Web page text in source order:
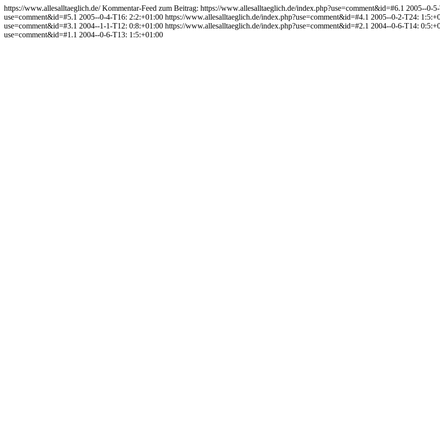
https://www.allesalltaeglich.de/Kommentar-Feed zum Beitrag: https://www.allesalltaeglich.de/index.php?use=comment&id=#6.1 2005--0-
use=comment&id=#5.1 2005--0-4-T16: 2:2:+01:00 https://www.allesalltaeglich.de/index.php?use=comment&id=#4.1 2005--0-2-T24:
use=comment&id=#3.1 2004--1-1-T12: 0:8:+01:00 https://www.allesalltaeglich.de/index.php?use=comment&id=#2.1 2004--0-6-T14:
use=comment&id=#1.1 2004--0-6-T13: 1:5:+01:00